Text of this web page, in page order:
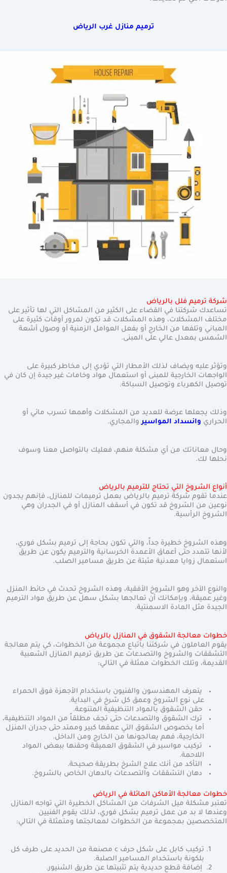
ترميم منازل غرب الرياض
شركة ترميم فلل بالرياض
تساعدك شركتنا في القضاء على الكثير من المشاكل التي لها تأثير على
مختلف المشكلات، وهذه المشكلات قد تكون لمرور أوقات كثيرة على
المباني وتلفها من الخارج أو بفعل العوامل الزمنية أو وصول أشعة
الشمس بمعدل عالي على المبنى.
وتؤثر عليه ويضاف لذلك الأمطار التي تؤدي إلى مخاطر كبيرة على
الواجهات الخارجية للمبنى أو استعمال مواد وخامات غير جيدة إن كان في
توصيل الكهرباء وتوصيل السباكة.
وذلك يجعلها عرضة للعديد من المشكلات وأهمها تسرب مائي أو
الحراري وانسداد المواسير والمجاري.
وحال معاناتك من أي مشكلة منهم، فعليك بالتواصل معنا وسوف
نحلها لك.
أنواع الشروخ التي تحتاج للترميم بالرياض
عندما تقوم شركة ترميم بالرياض بعمل ترميمات للمنازل، فإنهم يجدون
نوعين من الشروخ قد تكون في أسقف المنازل أو في الجدران وهي
الشروخ الرأسية.
وهذه الشروخ خطيرة جداً، والتي تكون بحاجة إلى ترميم بشكل فوري،
لأنها تتمدد حتى أعماق الأعمدة الخرسانية والترميم يكون عن طريق
استعمال زوايا معدنية مثبتة عن طريق مسامير الصلب.
والنوع الآخر وهو الشروخ الأفقية، وهذه الشروخ تحدث في حائط المنزل
وغير عميقة، وبإمكانك أن تعالجها بشكل سهل عن طريق مواد الترميم
الجيدة مثل المادة الاسمنتية.
خطوات معالجة الشقوق في المنازل بالرياض
يقوم العاملون في شركتنا باتباع مجموعة من الخطوات، كي يتم معالجة
التشققات والشروخ والتصدعات عن طريق ترميم المنازل الشعبية
القديمة، وتلك الخطوات ممثلة في التالي:
يتعرف المهندسون والفنيون باستخدام الأجهزة فوق الحمراء
على نوع الشروخ وعمق كل شرخ في البداية.
حقن الشقوق بالمواد التنظيفية المتنوعة.
ترك الشقوق والتصدعات حتى تجف مطلقاً من المواد التنظيفية،
أما بخصوص الشقوق التي عمقها كبير وممتد حتى جدران المنزل
الخارجية، فهم يعالجونها من الخارج ومن الداخل.
تركيب مواسير في الشقوق العميقة وحقنها ببعض المواد
اللاحمة.
التأكد من أنك علاج الشرخ بطريقة صحيحة.
دهان التشققات والتصدعات بالدهان الخاص بالشروخ.
خطوات معالجة الأماكن المائلة في الرياض
تعتبر مشكلة ميل الشرفات من المشاكل الخطيرة التي تواجه المنازل
وعندها لا بد من عمل ترميم بشكل فوري، لذلك يقوم الفنيين
المتخصصين بمجموعة من الخطوات لمعالجتها ومتمثلة في التالي:
تركيب كابل على شكل حرف c مصنعة من الحديد على طرف كل
بلكونة باستخدام المسامير الصلبة.
إضافة قطع حديدية يتم تثبيتها عن طريق الشنيور.